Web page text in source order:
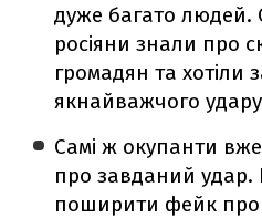
дуже багато
росіяни знали про
громадян та хотіли
якнайважчого
Самі ж окупанти
про завданий удар.
поширити фейк про